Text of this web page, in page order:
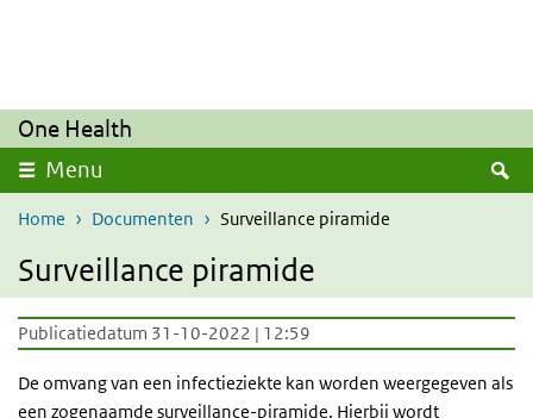
One Health
Menu
Home Documenten Surveillance piramide
Surveillance piramide
Publicatiedatum 31-10-2022 | 12:59
De omvang van een infectieziekte kan worden weergegeven als
een zogenaamde surveillance-piramide. Hierbij wordt